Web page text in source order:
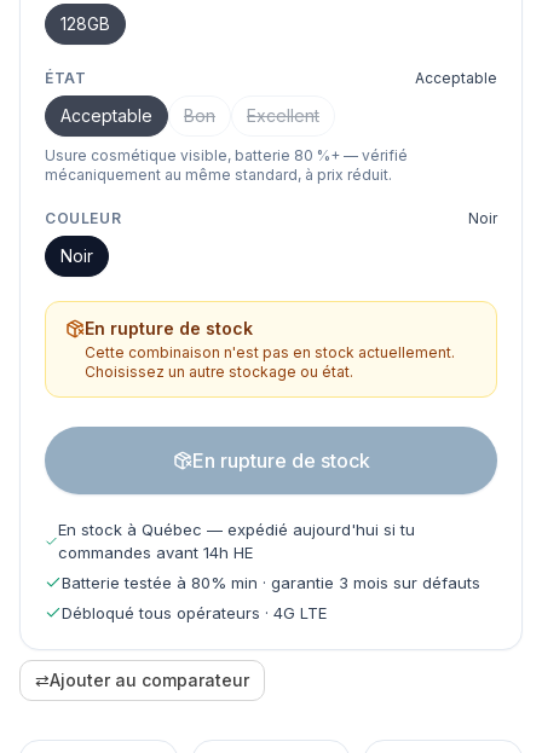
128GB
ÉTAT Acceptable
Acceptable Bon Excellent
Usure cosmétique visible, batterie 80 %+ — vérifié
mécaniquement au même standard, à prix réduit.
COULEUR Noir
Noir
En rupture de stock
Cette combinaison n'est pas en stock actuellement.
Choisissez un autre stockage ou état.
En rupture de stock
En stock à Québec — expédié aujourd'hui si tu
commandes avant 14h HE
Batterie testée à 80% min · garantie 3 mois sur défauts
Débloqué tous opérateurs · 4G LTE
⇄Ajouter au comparateur